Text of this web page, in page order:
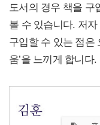
도서의 경우 책을 구
볼 수 있습니다. 저
구입할 수 있는 점은
움’을 느끼게 합니다.